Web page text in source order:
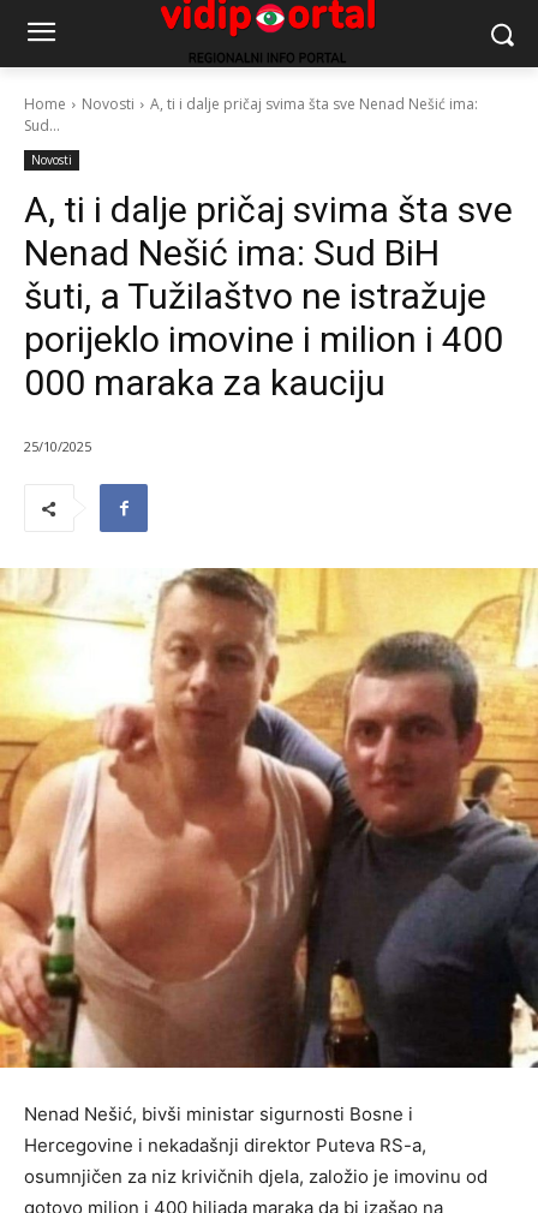
Home Novosti
A, ti i dalje pričaj svima šta sve Nenad Nešić ima:
Sud...
Novosti
A, ti i dalje pričaj svima šta sve
Nenad Nešić ima: Sud BiH
šuti, a Tužilaštvo ne istražuje
porijeklo imovine i milion i 400
000 maraka za kauciju
25/10/2025
Nenad Nešić, bivši ministar sigurnosti Bosne i
Hercegovine i nekadašnji direktor Puteva RS-a,
osumnjičen za niz krivičnih djela, založio je imovinu od
gotovo milion i 400 hiljada maraka da bi izašao na